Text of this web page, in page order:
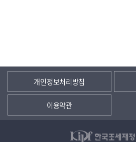
개인정보처리방침
이용약관